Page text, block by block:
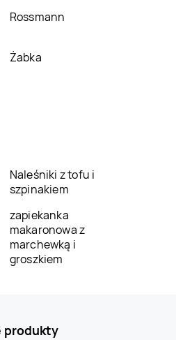
Rossmann
Żabka
Naleśniki z tofu i
szpinakiem
zapiekanka
makaronowa z
marchewką i
groszkiem
produkty